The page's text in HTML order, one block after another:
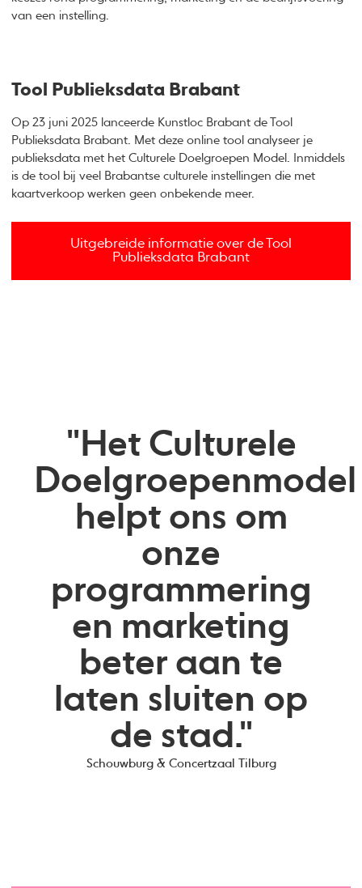
van een instelling.
Tool Publieksdata Brabant
Op 23 juni 2025 lanceerde Kunstloc Brabant de Tool
Publieksdata Brabant. Met deze online tool analyseer je
publieksdata met het Culturele Doelgroepen Model. Inmiddels
is de tool bij veel Brabantse culturele instellingen die met
kaartverkoop werken geen onbekende meer.
Uitgebreide informatie over de Tool
Publieksdata Brabant
"Het Culturele
Doelgroepenmodel
helpt ons om
onze
programmering
en marketing
beter aan te
laten sluiten op
de stad."
Schouwburg & Concertzaal Tilburg